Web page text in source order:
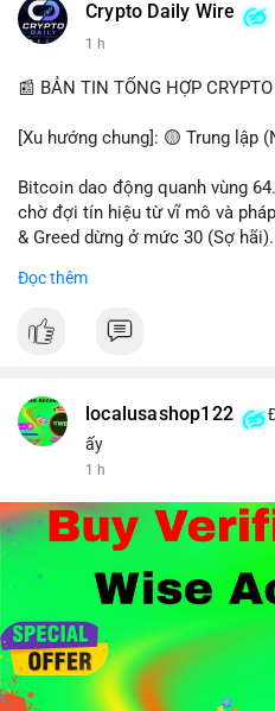
Crypto Daily Wire
1 h
📰 BẢN TIN TỔNG HỢP
[Xu hướng chung]: 🟡 Trung lập
Bitcoin dao động quanh vùng
chờ đợi tín hiệu từ vĩ mô và
& Greed dừng ở mức 30 (Sợ hãi).
- Thị trường & Giá cả: Chuỗi
triệu USD lúc 08:19 UTC và
- Quy định & Pháp lý: Thượng
chọn Bill Clarity Act, cần 60
được dollar hỗ trợ. Tòa án Mỹ
1,5 tỷ USD từ vụ hack Triều Tiên.
- Công nghệ & Bảo mật:
LND có thể đánh cắp thông tin
người dùng cần cập nhật ngay.
mật token hóa tài sản Wall
Đọc thêm
localusashop122
ấy
1 h